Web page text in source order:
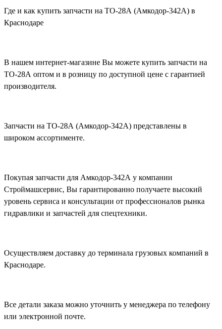
Где и как купить запчасти на ТО-28А (Амкодор-342А) в
Краснодаре
В нашем интернет-магазине Вы можете купить запчасти на
ТО-28А оптом и в розницу по доступной цене с гарантией
производителя.
Запчасти на ТО-28А (Амкодор-342А) представлены в
широком ассортименте.
Покупая запчасти для Амкодор-342А у компании
Строймашсервис, Вы гарантированно получаете высокий
уровень сервиса и консультации от профессионалов рынка
гидравлики и запчастей для спецтехники.
Осуществляем доставку до терминала грузовых компаний в
Краснодаре.
Все детали заказа можно уточнить у менеджера по телефону
или электронной почте.